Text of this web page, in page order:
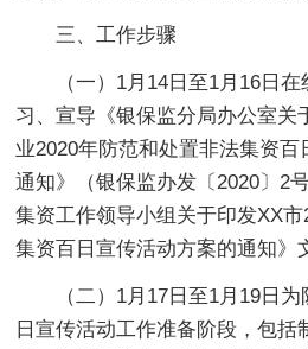
三、工作步骤
（一）1月14日至1月16日
习、宣导《银保监分局办公室关
业2020年防范和处置非法集资
通知》（银保监办发〔2020〕2
集资工作领导小组关于印发XX
集资百日宣传活动方案的通知》
（二）1月17日至1月19日
日宣传活动工作准备阶段，包括